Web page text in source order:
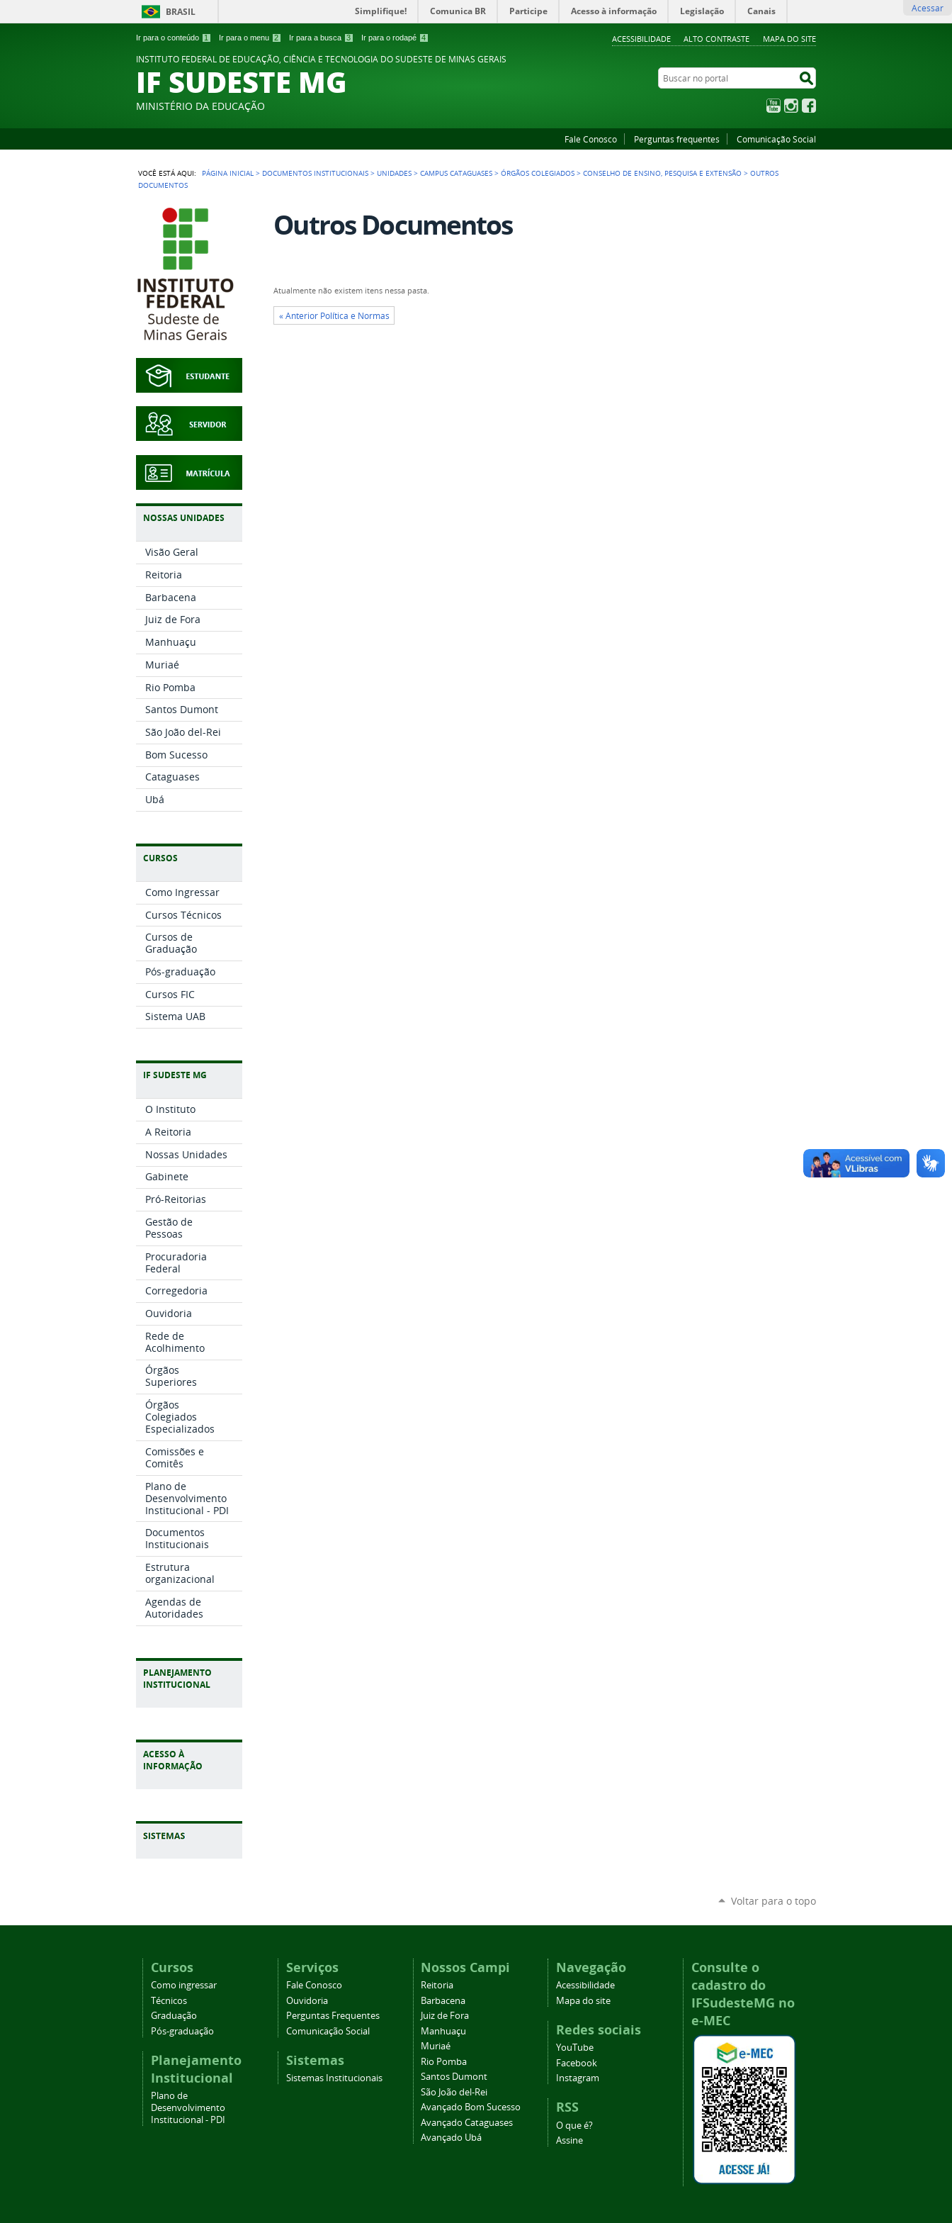
Ir para o conteúdo 1 Ir para o menu 2 Ir para a busca 3 Ir para o rodapé 4 ACESSIBILIDADE ALTO CONTRASTE MAPA DO SITE
BRASIL Simplifique! Comunica BR Participe Acesso à informação Legislação Canais Acessar
INSTITUTO FEDERAL DE EDUCAÇÃO, CIÊNCIA E TECNOLOGIA DO SUDESTE DE MINAS GERAIS
IF SUDESTE MG
MINISTÉRIO DA EDUCAÇÃO
Buscar no portal
YouTubeInstagram
Fale Conosco Perguntas frequentes Comunicação Social
VOCÊ ESTÁ AQUI: PÁGINA INICIAL > DOCUMENTOS INSTITUCIONAIS > UNIDADES >CAMPUS CATAGUASES >ÓRGÃOS COLEGIADOS >CONSELHO DE ENSINO, PESQUISA E EXTENSÃO >OUTROS
DOCUMENTOS
NOSSAS UNIDADES
Visão Geral
Reitoria
Barbacena
Juiz de Fora
Manhuaçu
Muriaé
Rio Pomba
Santos Dumont
São João del-Rei
Bom Sucesso
Cataguases
Ubá
CURSOS
Como Ingressar
Cursos Técnicos
Cursos de
Graduação
Pós-graduação
Cursos FIC
Sistema UAB
IF SUDESTE MG
O Instituto
A Reitoria
Nossas Unidades
Gabinete
Pró-Reitorias
Gestão de
Pessoas
Procuradoria
Federal
Corregedoria
Ouvidoria
Rede de
Acolhimento
Órgãos
Superiores
Órgãos
Colegiados
Especializados
Comissões e
Comitês
Plano de
Desenvolvimento
Institucional - PDI
Documentos
Institucionais
Estrutura
organizacional
Agendas de
Autoridades
PLANEJAMENTO
INSTITUCIONAL
ACESSO À
INFORMAÇÃO
Outros Documentos
Atualmente não existem itens nessa pasta.
« Anterior Política e Normas
Voltar para o topo
Cursos
Como ingressar
Técnicos
Graduação
Pós-graduação
Planejamento
Institucional
Plano de
Desenvolvimento
Institucional - PDI
Serviços
Fale Conosco
Ouvidoria
Perguntas Frequentes
Comunicação Social
Sistemas
Sistemas Institucionais
Nossos Campi
Reitoria
Barbacena
Juiz de Fora
Manhuaçu
Muriaé
Rio Pomba
Santos Dumont
São João del-Rei
Avançado Bom Sucesso
Avançado Cataguases
Avançado Ubá
Navegação
Acessibilidade
Mapa do site
Redes sociais
YouTube
Facebook
Instagram
RSS
O que é?
Assine
Consulte o
cadastro do
IFSudesteMG no
e-MEC